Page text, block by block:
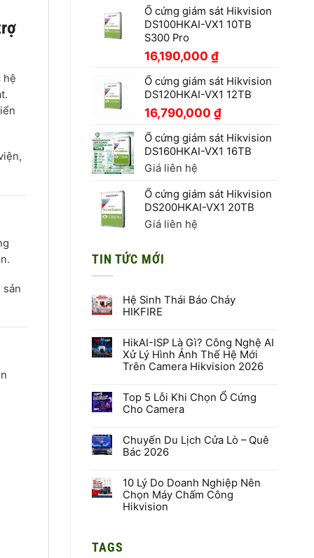
Ổ cứng giám sát Hikvision
DS100HKAI-VX1 10TB
S300 Pro
16,190,000 ₫
Ổ cứng giám sát Hikvision
DS120HKAI-VX1 12TB
16,790,000 ₫
Ổ cứng giám sát Hikvision
DS160HKAI-VX1 16TB
Giá liên hệ
Ổ cứng giám sát Hikvision
DS200HKAI-VX1 20TB
Giá liên hệ
TIN TỨC MỚI
Hệ Sinh Thái Báo Cháy
HIKFIRE
bình
luận
ở
Hệ
Báo
Cháy
HIKFIRE
HikAI-ISP Là Gì? Công Nghệ AI
Xử Lý Hình Ảnh Thế Hệ Mới
Trên Camera Hikvision 2026
bình
luận
ở
Là
Gì?
Công
Xử
Lý
Hình
Ảnh
Camera
Top 5 Lỗi Khi Chọn Ổ Cứng
Cho Camera
bình
luận
ở
Lỗi
Khi
Chọn
Ổ
Chuyến Du Lịch Cửa Lò – Quê
Bác 2026
bình
luận
ở
Chuyến
–
10 Lý Do Doanh Nghiệp Nên
Chọn Máy Chấm Công
Hikvision
ở
TAGS
hệ
sản